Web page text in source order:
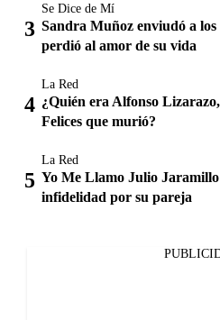
Se Dice de Mí
Sandra Muñoz enviudó a los
perdió al amor de su vida
La Red
¿Quién era Alfonso
Felices que murió?
La Red
Yo Me Llamo Julio
infidelidad por su pareja